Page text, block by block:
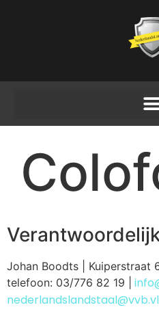
Johan Boodts | Kuiperstraat
telefoon: 03/776 82 19 |